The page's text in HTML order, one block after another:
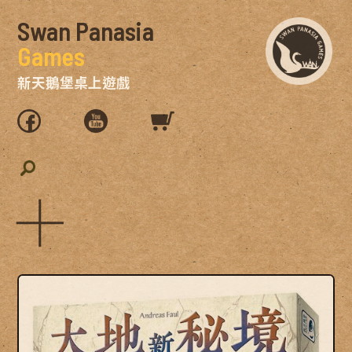
Swan Panasia
Games
新天鵝堡桌上遊戲